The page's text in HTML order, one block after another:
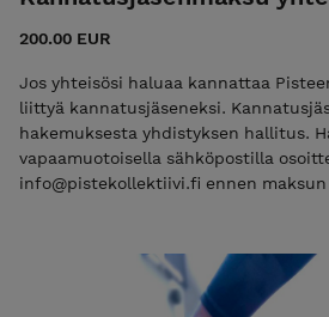
200.00 EUR
Jos yhteisösi haluaa kannattaa
liittyä kannatusjäseneksi.
hakemuksesta yhdistyksen hallitus.
vapaamuotoisella sähköpostilla
info@pistekollektiivi.fi ennen